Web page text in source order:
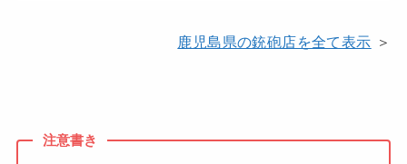
鹿児島県の銃砲店を全て表示 ＞
注意書き